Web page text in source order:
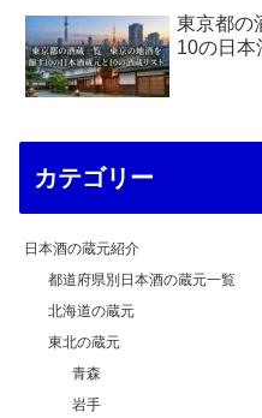
東京都の
10の日本
カテゴリー
日本酒の蔵元紹介
都道府県別日本酒の蔵元一覧
北海道の蔵元
東北の蔵元
青森
岩手